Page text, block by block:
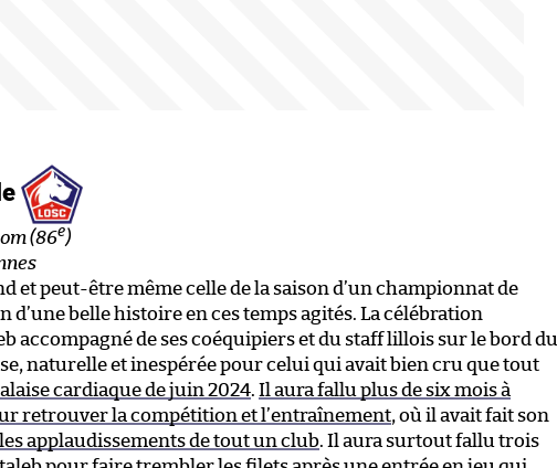
(86e)
et peut-être même celle de la saison d’un championnat de
d’une belle histoire en ces temps agités. La célébration
accompagné de ses coéquipiers et du staff lillois sur le bord du
naturelle et inespérée pour celui qui avait bien cru que tout
cardiaque de juin 2024. Il aura fallu plus de six mois à
retrouver la compétition et l’entraînement, où il avait fait son
applaudissements de tout un club. Il aura surtout fallu trois